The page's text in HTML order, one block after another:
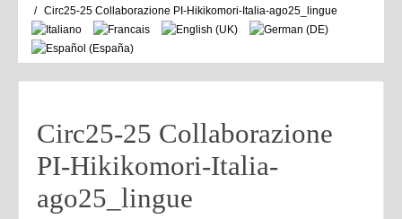
Circ25-25 Collaborazione PI-Hikikomori-Italia-ago25_lingue
Circ25-25 Collaborazione
PI-Hikikomori-Italia-
ago25_lingue